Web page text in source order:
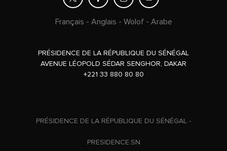
Français - Anglais - Wolof- Arabe
PRÉSIDENCE DE LA RÉPUBLIQUE DU SÉNÉGAL
AVENUE LÉOPOLD SÉDAR SENGHOR, DAKAR
+221 33 880 80 80
PRÉSIDENCE DE LA RÉPUBLIQUE DU SÉNÉGAL -
PRESIDENCE.SN